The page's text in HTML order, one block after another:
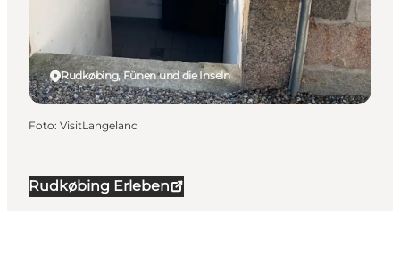
Rudkøbing Erleben
Rudkøbing, Fünen und die Inseln
Foto: VisitLangeland